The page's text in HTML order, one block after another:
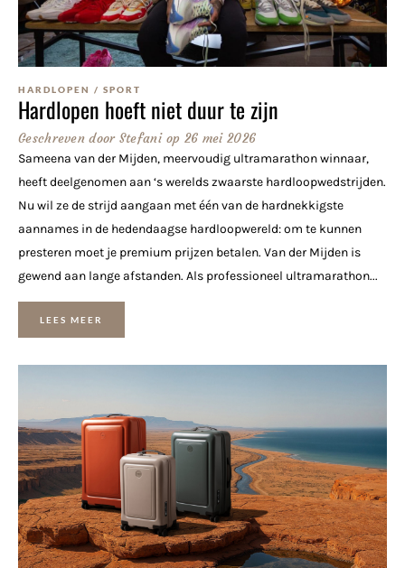
HARDLOPEN / SPORT
Hardlopen hoeft niet duur te zijn
Geschreven doorStefani op 26 mei 2026
Sameena van der Mijden, meervoudig ultramarathon winnaar,
heeft deelgenomen aan ‘s werelds zwaarste hardloopwedstrijden.
Nu wil ze de strijd aangaan met één van de hardnekkigste
aannames in de hedendaagse hardloopwereld: om te kunnen
presteren moet je premium prijzen betalen. Van der Mijden is
gewend aan lange afstanden. Als professioneel ultramarathon...
LEES MEER